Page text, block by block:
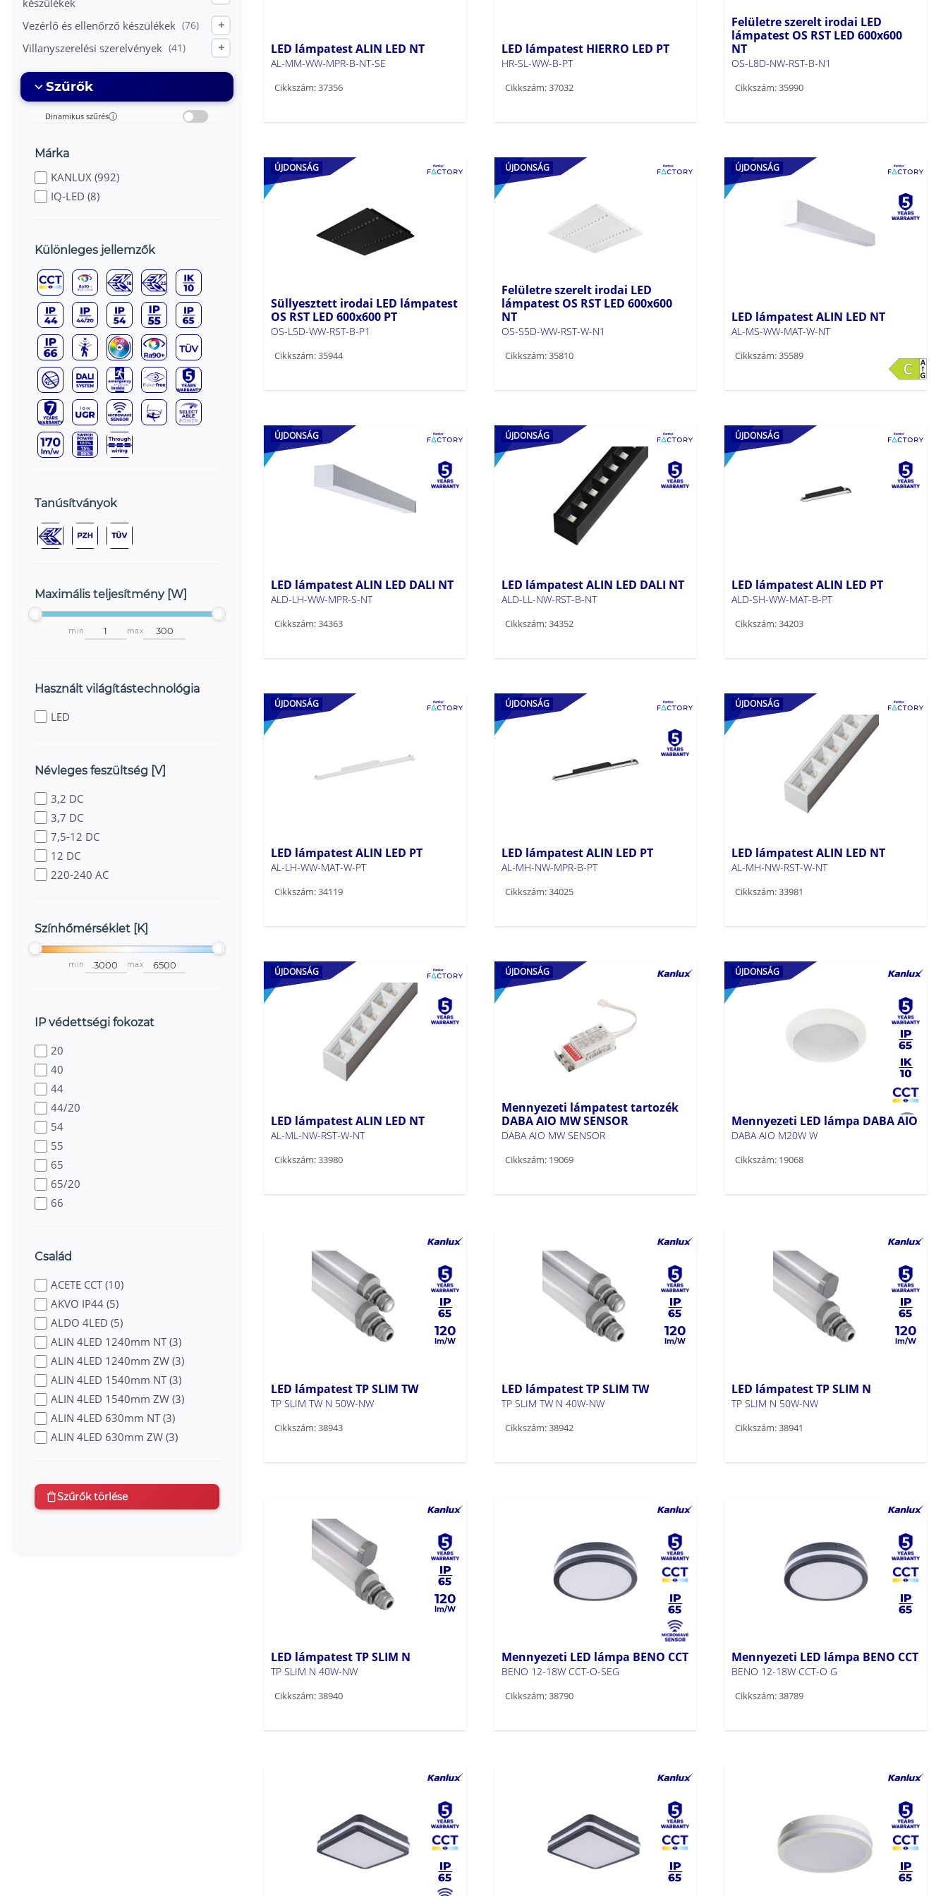
készülékek
Vezérlő és ellenőrző készülékek (76) +
Villanyszerelési szerelvények (41) +
Szűrők
Dinamikus szűrés i
Márka
KANLUX (992)
IQ-LED (8)
Különleges jellemzők
Tanúsítványok
Maximális teljesítmény [W]
min max
Használt világítástechnológia
LED
Névleges feszültség [V]
3,2 DC
3,7 DC
7,5-12 DC
12 DC
220-240 AC
Színhőmérséklet [K]
min max
IP védettségi fokozat
20
40
44
44/20
54
55
65
65/20
66
Család
ACETE CCT (10)
AKVO IP44 (5)
ALDO 4LED (5)
ALIN 4LED 1240mm NT (3)
ALIN 4LED 1240mm ZW (3)
ALIN 4LED 1540mm NT (3)
ALIN 4LED 1540mm ZW (3)
ALIN 4LED 630mm NT (3)
ALIN 4LED 630mm ZW (3)
ALIN LED IP55 LED natynkowy
(4)
Szűrők törlése
LED lámpatest ALIN LED NT
AL-MM-WW-MPR-B-NT-SE
Cikkszám: 37356
LED lámpatest HIERRO LED PT
HR-SL-WW-B-PT
Cikkszám: 37032
Felületre szerelt irodai LED
lámpatest OS RST LED 600x600
NT
OS-L8D-NW-RST-B-N1
Cikkszám: 35990
ÚJDONSÁG
Süllyesztett irodai LED lámpatest
OS RST LED 600x600 PT
OS-L5D-WW-RST-B-P1
Cikkszám: 35944
ÚJDONSÁG
Felületre szerelt irodai LED
lámpatest OS RST LED 600x600
NT
OS-S5D-WW-RST-W-N1
Cikkszám: 35810
ÚJDONSÁG
LED lámpatest ALIN LED NT
AL-MS-WW-MAT-W-NT
Cikkszám: 35589
ÚJDONSÁG
LED lámpatest ALIN LED DALI NT
ALD-LH-WW-MPR-S-NT
Cikkszám: 34363
ÚJDONSÁG
LED lámpatest ALIN LED DALI NT
ALD-LL-NW-RST-B-NT
Cikkszám: 34352
ÚJDONSÁG
LED lámpatest ALIN LED PT
ALD-SH-WW-MAT-B-PT
Cikkszám: 34203
ÚJDONSÁG
LED lámpatest ALIN LED PT
AL-LH-WW-MAT-W-PT
Cikkszám: 34119
ÚJDONSÁG
LED lámpatest ALIN LED PT
AL-MH-NW-MPR-B-PT
Cikkszám: 34025
ÚJDONSÁG
LED lámpatest ALIN LED NT
AL-MH-NW-RST-W-NT
Cikkszám: 33981
ÚJDONSÁG
LED lámpatest ALIN LED NT
AL-ML-NW-RST-W-NT
Cikkszám: 33980
ÚJDONSÁG
Mennyezeti lámpatest tartozék
DABA AIO MW SENSOR
DABA AIO MW SENSOR
Cikkszám: 19069
ÚJDONSÁG
Mennyezeti LED lámpa DABA AIO
DABA AIO M20W W
Cikkszám: 19068
120
LED lámpatest TP SLIM TW
TP SLIM TW N 50W-NW
Cikkszám: 38943
120
LED lámpatest TP SLIM TW
TP SLIM TW N 40W-NW
Cikkszám: 38942
120
LED lámpatest TP SLIM N
TP SLIM N 50W-NW
Cikkszám: 38941
120
LED lámpatest TP SLIM N
TP SLIM N 40W-NW
Cikkszám: 38940
Mennyezeti LED lámpa BENO CCT
BENO 12-18W CCT-O-SEG
Cikkszám: 38790
Mennyezeti LED lámpa BENO CCT
BENO 12-18W CCT-O G
Cikkszám: 38789